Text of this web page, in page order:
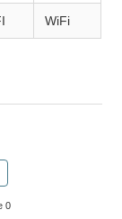
WiFi
0